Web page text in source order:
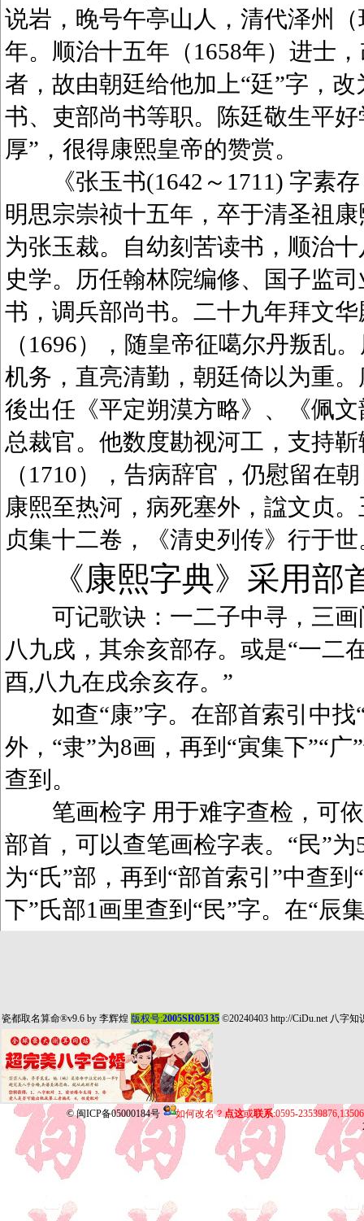
说岩，晚号午亭山人，清代泽州
年。顺治十五年（1658年）进士
者，故由朝廷给他加上“廷”字，
书、吏部尚书等职。陈廷敬生平
厚”，很得康熙皇帝的赞赏。
《张玉书(1642～1711) 字素存
明思宗崇祯十五年，卒于清圣祖
为张玉裁。自幼刻苦读书，顺治
史学。历任翰林院编修、国子监
书，调兵部尚书。二十九年拜文
（1696），随皇帝征噶尔丹叛乱
机务，直亮清勤，朝廷倚以为重
後出任《平定朔漠方略》、《佩
总裁官。他数度勘视河工，支持
（1710），告病辞官，仍慰留在
康熙至热河，病死塞外，諡文贞
贞集十二卷，《清史列传》行于世
《康熙字典》采用
可记歌诀：一二子中寻，三画
八九戌，其余亥部存。或是“一二
酉,八九在戌余亥存。”
如查“康”字。在部首索引中找“
外，“隶”为8画，再到“寅集下”“
查到。
笔画检字 用于难字查检，可依
部首，可以查笔画检字表。“民”
为“氏”部，再到“部首索引”中查到
下”氏部1画里查到“民”字。在“辰
瓷都取名算命®v9.6 by 李辉煌 版权号:2005SR05135 ©20240403 http://CiDu.net 八字知
© 闽ICP备05000184号 如何改名？ 点这或联系:0595-